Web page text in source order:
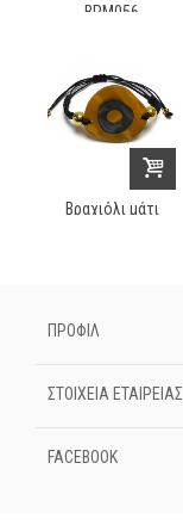
BRM056
Βραχιόλι μάτι
ΠΡΟΦΙΛ
ΣΤΟΙΧΕΊΑ ΕΤΑΙΡΕΊΑΣ
FACEBOOK